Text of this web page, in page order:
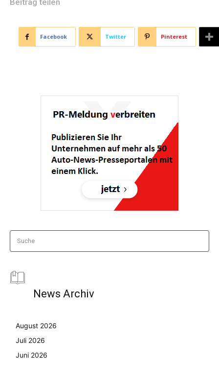
Beitrag teilen
Facebook Twitter Pinterest
Suche
News Archiv
August 2026
Juli 2026
Juni 2026